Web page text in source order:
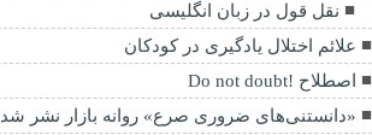
نقل قول در زبان انگلیسی
علائم اختلال یادگیری در کودکان
اصطلاح !Do not doubt
«دانستنی‌های ضروری صرع» روانه بازار نشر شد